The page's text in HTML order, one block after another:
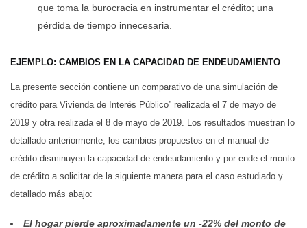
que toma la burocracia en instrumentar el crédito; una
pérdida de tiempo innecesaria.
EJEMPLO: CAMBIOS EN LA CAPACIDAD DE ENDEUDAMIENTO
La presente sección contiene un comparativo de una simulación de
crédito para Vivienda de Interés Público” realizada el 7 de mayo de
2019 y otra realizada el 8 de mayo de 2019. Los resultados muestran lo
detallado anteriormente, los cambios propuestos en el manual de
crédito disminuyen la capacidad de endeudamiento y por ende el monto
de crédito a solicitar de la siguiente manera para el caso estudiado y
detallado más abajo:
El hogar pierde aproximadamente un -22% del monto de